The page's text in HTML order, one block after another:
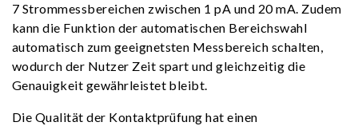
7 Strommessbereichen zwischen 1 pA und 20 mA. Zudem
kann die Funktion der automatischen Bereichswahl
automatisch zum geeignetsten Messbereich schalten,
wodurch der Nutzer Zeit spart und gleichzeitig die
Genauigkeit gewährleistet bleibt.
Die Qualität der Kontaktprüfung hat einen